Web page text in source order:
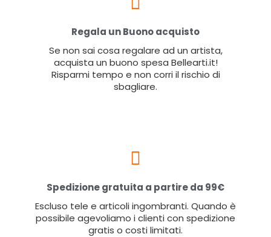
Regala un Buono acquisto
Se non sai cosa regalare ad un artista,
acquista un buono spesa Bellearti.it!
Risparmi tempo e non corri il rischio di
sbagliare.
Spedizione gratuita a partire da 99€
Escluso tele e articoli ingombranti. Quando è
possibile agevoliamo i clienti con spedizione
gratis o costi limitati.